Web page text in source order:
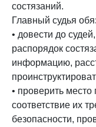
состязаний.
Главный судья
• довести до
распорядок
информацию,
• проверить
соответствие их
безопасности,